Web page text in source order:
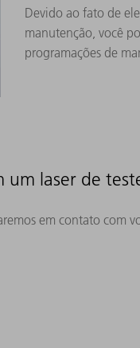
Devido ao fato de
manutenção, você
programações de
um laser de
em contato com